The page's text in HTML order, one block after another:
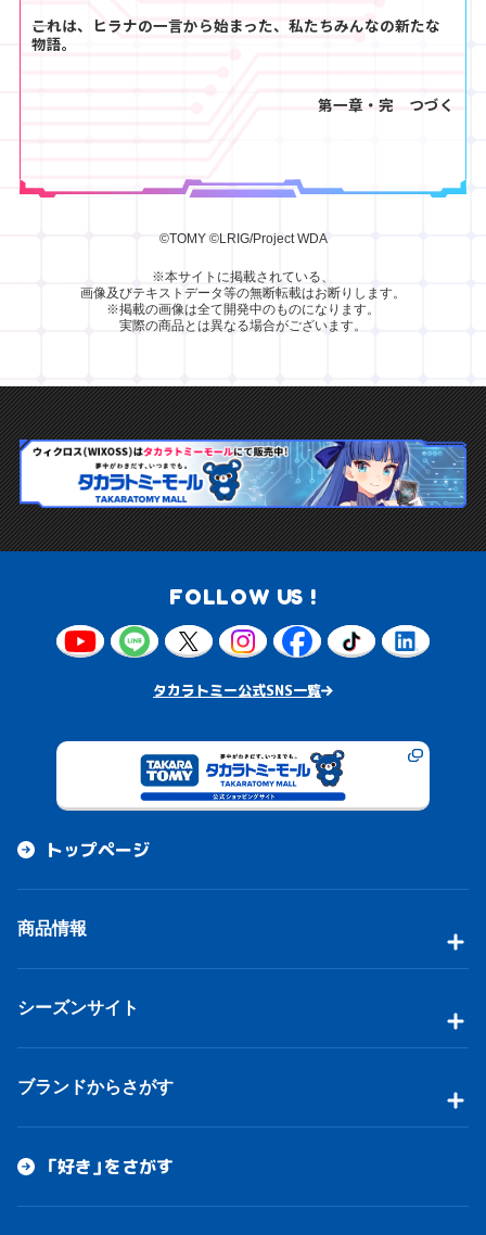
――これは、ヒラナの一言から始まった、私たちみんなの新たな
物語。
第一章・完 つづく
©TOMY ©LRIG/Project WDA
※本サイトに掲載されている、
画像及びテキストデータ等の無断転載はお断りします。
※掲載の画像は全て開発中のものになります。
実際の商品とは異なる場合がございます。
FOLLOW US !
タカラトミー公式SNS一覧
トップページ
商品情報
シーズンサイト
ブランドからさがす
「好き」をさがす